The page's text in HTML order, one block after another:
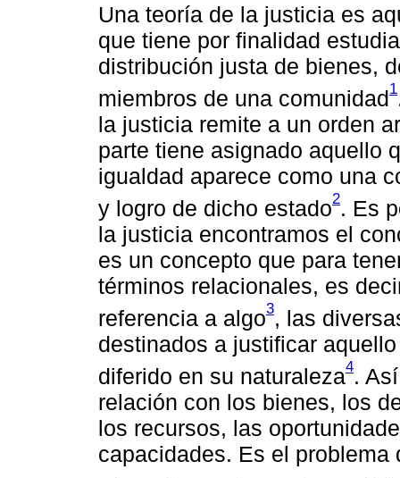
Una teoría de la justicia es
que tiene por finalidad
distribución justa de bienes,
miembros de una comunidad1
la justicia remite a un orden
parte tiene asignado aquello
igualdad aparece como una
y logro de dicho estado2. Es
la justicia encontramos el
es un concepto que para
términos relacionales, es
referencia a algo3, las
destinados a justificar
diferido en su naturaleza4.
relación con los bienes, los
los recursos, las
capacidades. Es el